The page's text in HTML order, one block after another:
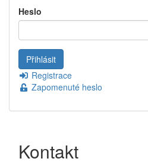
Heslo
Registrace
Zapomenuté heslo
Kontakt